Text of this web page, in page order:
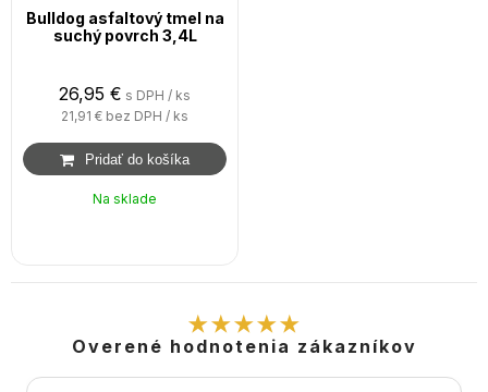
Bulldog asfaltový tmel na
suchý povrch 3,4L
26,95 € s DPH / ks
21,91 € bez DPH / ks
Na sklade
★★★★★
Overené hodnotenia zákazníkov